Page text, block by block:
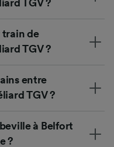
TGV ?
train de
TGV ?
entre
TGV ?
à Belfort
?